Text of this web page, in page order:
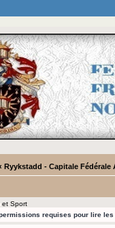
‹ Ryykstadd - Capitale Fédérale
et Sport
requises pour lire les